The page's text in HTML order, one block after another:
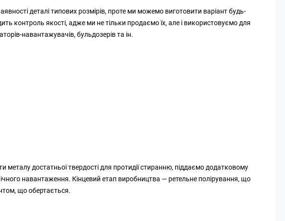
деталі типових розмірів, проте ми можемо виготовити варіант будь-
контроль якості, адже ми не тільки продаємо їх, але і використовуємо для
навантажувачів, бульдозерів та ін.
достатньої твердості для протидії стиранню, піддаємо додатковому
навантаження. Кінцевий етап виробництва — ретельне полірування, що
що обертається.